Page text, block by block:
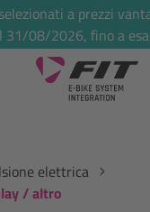
a prezzi
31/08/2026, fino a
elettrica
/ altro